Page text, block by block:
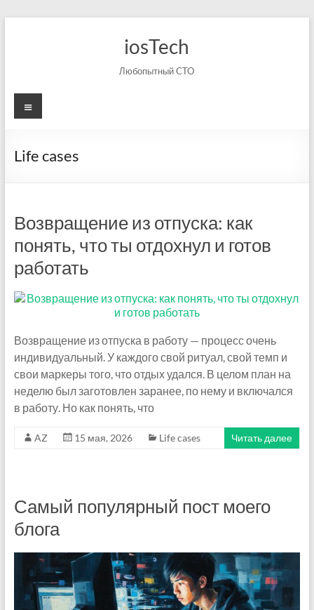
iosTech
Любопытный CTO
Меню
Life cases
Возвращение из отпуска: как
понять, что ты отдохнул и готов
работать
Возвращение из отпуска в работу — процесс очень
индивидуальный. У каждого свой ритуал, свой темп и
свои маркеры того, что отдых удался. В целом план на
неделю был заготовлен заранее, по нему и включался
в работу. Но как понять, что
AZ 15 мая, 2026 Life cases Читать далее
Самый популярный пост моего
блога